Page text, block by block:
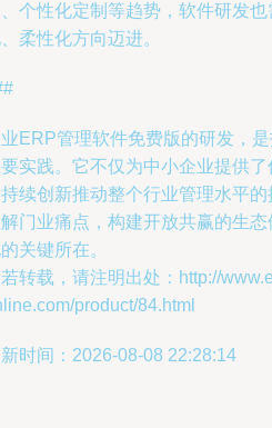
个性化定制等趋势，软件研发
柔性化方向迈进。
ERP管理软件免费版的研发，
实践。它不仅为中小企业提供
续创新推动整个行业管理水平
门业痛点，构建开放共赢的生
关键所在。
转载，请注明出处：http://
product/84.html
时间：2026-08-08 22:28:14